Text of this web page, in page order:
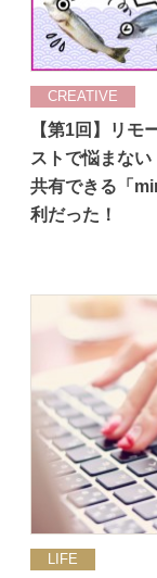
CREATIVE
【第1回】リモ
ストで悩まな
共有できる「
利だった！
LIFE